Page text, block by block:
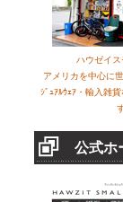
ハウゼイス
アメリカを中心に
ｼﾞｭｱﾙｳｪｱ・輸入雑
公式ホ